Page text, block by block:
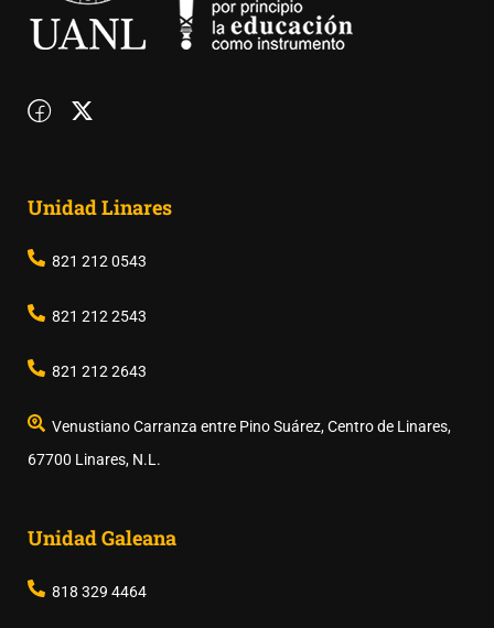
Unidad Linares
821 212 0543
821 212 2543
821 212 2643
Venustiano Carranza entre Pino Suárez, Centro de Linares,
67700 Linares, N.L.
Unidad Galeana
818 329 4464